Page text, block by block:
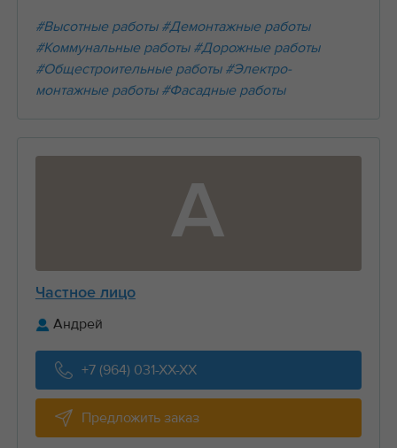
#Высотные работы #Демонтажные работы
#Коммунальные работы #Дорожные работы
#Общестроительные работы #Электро-
монтажные работы #Фасадные работы
А
Частное лицо
Андрей
+7 (964) 031-XX-XX
Предложить заказ